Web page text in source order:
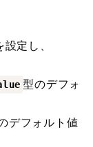
設定し、
型のデフォ
デフォルト値